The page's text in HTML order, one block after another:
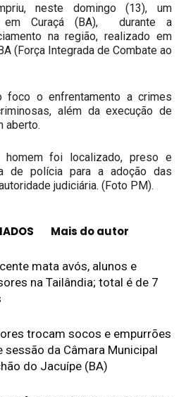
neste domingo (13), um
em Curaçá (BA), durante a
na região, realizado em
(Força Integrada de Combate ao
foco o enfrentamento a crimes
além da execução de
aberto.
foi localizado, preso e
de polícia para a adoção das
judiciária. (Foto PM).
Mais do autor
mata avós, alunos e
na Tailândia; total é de 7
trocam socos e empurrões
sessão da Câmara Municipal
do Jacuípe (BA)